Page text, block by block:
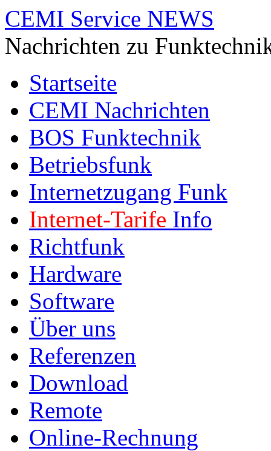
CEMI Service NEWS
Nachrichten zu
Startseite
CEMI Nachrichten
BOS Funktechnik
Betriebsfunk
Internetzugang Funk
Internet-Tarife Info
Richtfunk
Hardware
Software
Über uns
Referenzen
Download
Remote
Online-Rechnung